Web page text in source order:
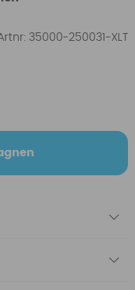
35000-250031-XLT